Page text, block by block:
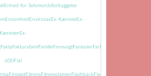
Enhed for Selvmordsforbyggelse
Ensomhed EnvirosaxEx-KæresteEx-
KæresterEx-
Fakta FakturafamiFamilieFanevagtFantasierFarFarmor
600Fiat
FirmaetFitnessFitnessdamen FlashbackFlasker